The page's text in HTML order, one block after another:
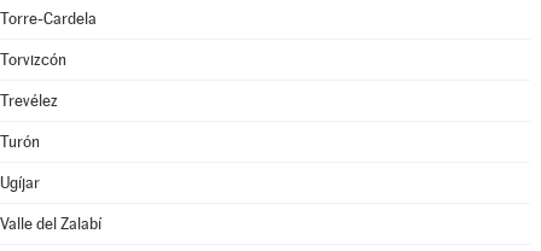
Torre-Cardela
Torvizcón
Trevélez
Turón
Ugíjar
Valle del Zalabí